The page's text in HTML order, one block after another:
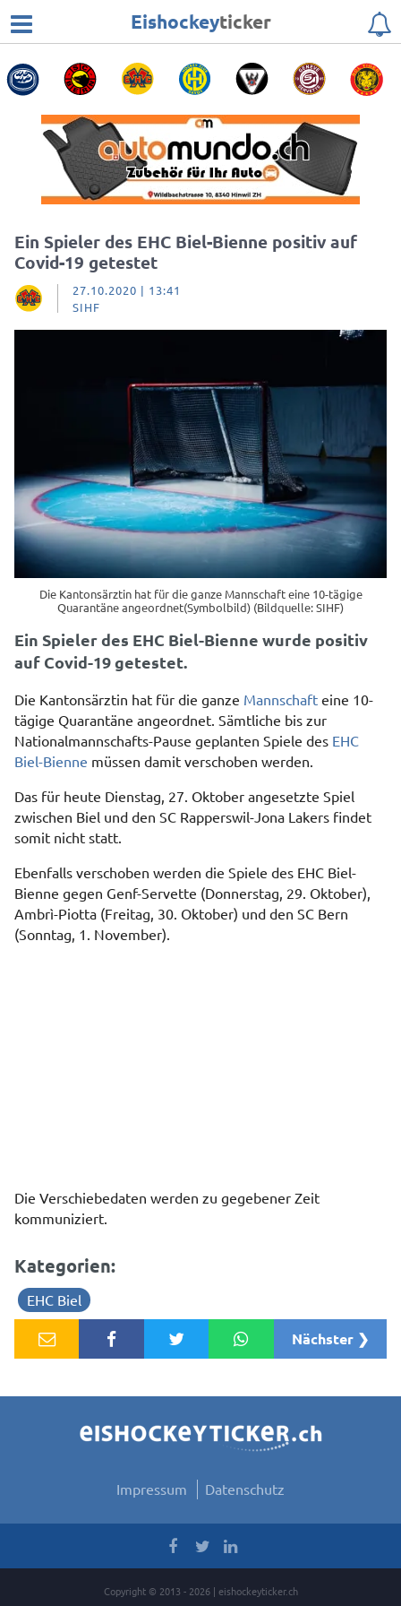
Eishockeyticker
Ein Spieler des EHC Biel-Bienne positiv auf
Covid-19 getestet
27.10.2020 | 13:41
SIHF
Die Kantonsärztin hat für die ganze Mannschaft eine 10-tägige
Quarantäne angeordnet(Symbolbild) (Bildquelle: SIHF)
Ein Spieler des EHC Biel-Bienne wurde positiv
auf Covid-19 getestet.
Die Kantonsärztin hat für die ganze Mannschaft eine 10-
tägige Quarantäne angeordnet. Sämtliche bis zur
Nationalmannschafts-Pause geplanten Spiele des EHC
Biel-Bienne müssen damit verschoben werden.
Das für heute Dienstag, 27. Oktober angesetzte Spiel
zwischen Biel und den SC Rapperswil-Jona Lakers findet
somit nicht statt.
Ebenfalls verschoben werden die Spiele des EHC Biel-
Bienne gegen Genf-Servette (Donnerstag, 29. Oktober),
Ambrì-Piotta (Freitag, 30. Oktober) und den SC Bern
(Sonntag, 1. November).
Die Verschiebedaten werden zu gegebener Zeit
kommuniziert.
Kategorien:
EHC Biel
Nächster ❯
Impressum Datenschutz
Copyright © 2013 - 2026 | eishockeyticker.ch